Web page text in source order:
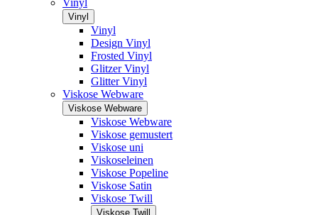
Vinyl
Vinyl
Vinyl
Design Vinyl
Frosted Vinyl
Glitzer Vinyl
Glitter Vinyl
Viskose Webware
Viskose Webware
Viskose Webware
Viskose gemustert
Viskose uni
Viskoseleinen
Viskose Popeline
Viskose Satin
Viskose Twill
Viskose Twill